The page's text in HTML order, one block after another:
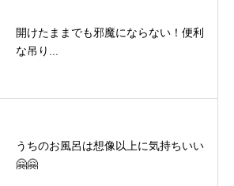
開けたままでも邪魔にならない！便利
な吊り...
うちのお風呂は想像以上に気持ちいい
🤗🤗